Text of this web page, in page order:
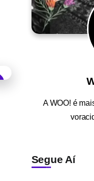
AWOO! é
Segue Aí